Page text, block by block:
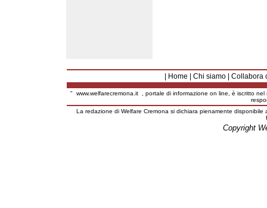
Home Chi siamo Collabora
" www.welfarecremona.it, portale di informazione on line, è iscritto nel
La redazione di Welfare Cremona si dichiara pienamente
Copyright